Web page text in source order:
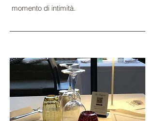
momento di intimità.